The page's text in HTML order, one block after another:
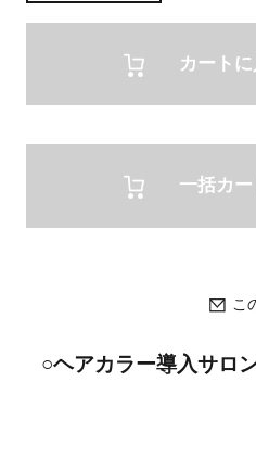
カート
一括カ
こ
○ヘアカラー導入サロ